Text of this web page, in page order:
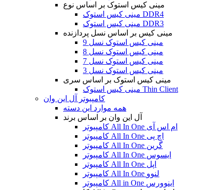
مینی کیس استوک بر اساس نوع
مینی کیس استوک DDR4
مینی کیس استوک DDR3
مینی کیس بر اساس نسل پردازنده
مینی کیس استوک نسل 9
مینی کیس استوک نسل 8
مینی کیس استوک نسل 7
مینی کیس استوک نسل 3
مینی کیس استوک بر اساس سری
مینی کیس استوک Thin Client
کامپیوتر آل این وان
همه موارد این دسته
آل این وان بر اساس برند
کامپیوتر All In One ام اس آی
کامپیوتر All In One اچ پی
کامپیوتر All In One گرین
کامپیوتر All In One ایسوس
کامپیوتر All In One اپل
کامپیوتر All In One لنوو
کامپیوتر All in One اینوورس